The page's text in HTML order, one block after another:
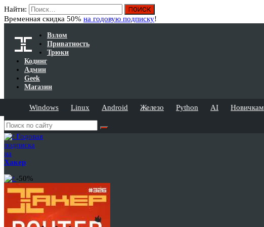
Найти:
Временная скидка 50% на годовую подписку!
Взлом
Приватность
Трюки
Кодинг
Админ
Geek
Магазин
Windows Linux Android Железо Python AI Новичкам
Годовая
подписка
на
Хакер
-50%